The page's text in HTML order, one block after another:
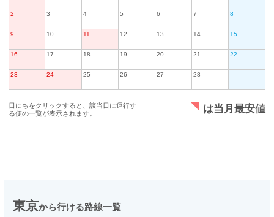
2 3 4 5 6 7 8
9 10 11 12 13 14 15
16 17 18 19 20 21 22
23 24 25 26 27 28
日にちをクリックすると、該当日に運行す
る便の一覧が表示されます。
は当月最安値
東京から行ける路線一覧